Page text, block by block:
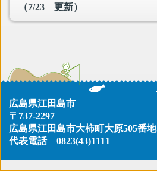
（7/23 更新）
広島県江田島市
〒737-2297
広島県江田島市大柿町大原505番地
代表電話 0823(43)1111